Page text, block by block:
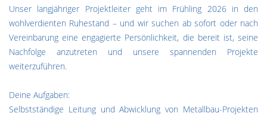
Unser langjähriger Projektleiter geht im Frühling 2026 in den
wohlverdienten Ruhestand – und wir suchen ab sofort oder nach
Vereinbarung eine engagierte Persönlichkeit, die bereit ist, seine
Nachfolge anzutreten und unsere spannenden Projekte
weiterzuführen.
Deine Aufgaben:
Selbstständige Leitung und Abwicklung von Metallbau-Projekten